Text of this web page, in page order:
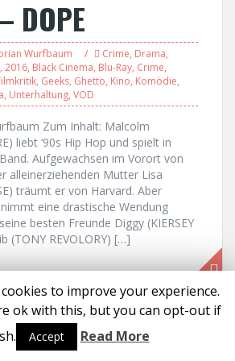
DOPE
Wurfbaum Crime, Drama,
, 2016, Black Cinema, Blu-Ray, Crime,
, Geeks, Ghetto, Kino, Komödie,
, Unterhaltung, VOD
Zum Inhalt: Malcolm
liebt ‘90s Hip Hop und spielt in
Aufgewachsen im Vorort von
alleinerziehenden Mutter Lisa
träumt er von Harvard. Aber
eine drastische Wendung
besten Freunde Diggy (KIERSEY
(TONY REVOLORY) […]
|Theme:Solon by aThemes
to improve your experience.
ok with this, but you can opt-out if
Accept Read More
icons powered by